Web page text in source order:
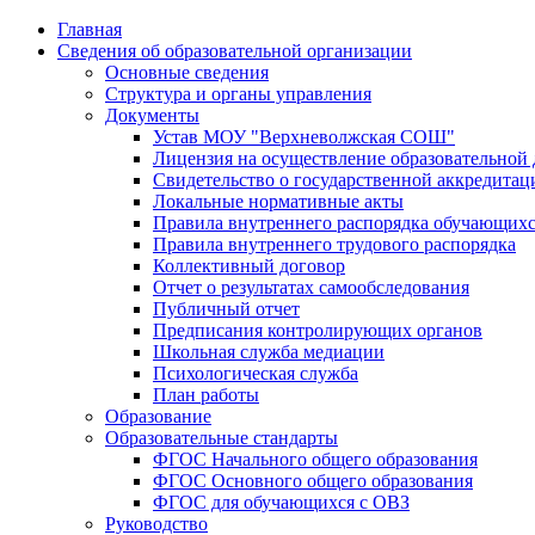
Главная
Сведения об образовательной организации
Основные сведения
Структура и органы управления
Документы
Устав МОУ "Верхневолжская СОШ"
Лицензия на осуществление образовательной
Свидетельство о государственной
Локальные нормативные акты
Правила внутреннего распорядка
Правила внутреннего трудового распорядка
Коллективный договор
Отчет о результатах самообследования
Публичный отчет
Предписания контролирующих органов
Школьная служба медиации
Психологическая служба
План работы
Образование
Образовательные стандарты
ФГОС Начального общего образования
ФГОС Основного общего образования
ФГОС для обучающихся с ОВЗ
Руководство